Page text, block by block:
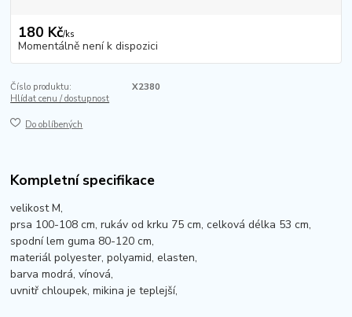
180 Kč/ks
Momentálně není k dispozici
Číslo produktu:
X2380
Hlídat cenu / dostupnost
Do oblíbených
Kompletní specifikace
velikost M,
prsa 100-108 cm, rukáv od krku 75 cm, celková délka 53 cm,
spodní lem guma 80-120 cm,
materiál polyester, polyamid, elasten,
barva modrá, vínová,
uvnitř chloupek, mikina je teplejší,